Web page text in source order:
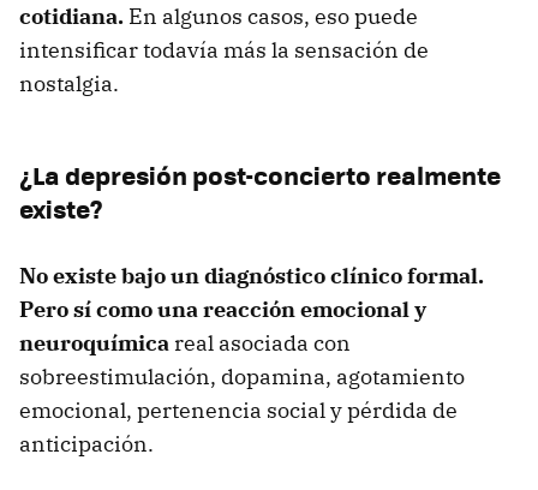
cotidiana. En algunos casos, eso puede
intensificar todavía más la sensación de
nostalgia.
¿La depresión post-concierto realmente
existe?
No existe bajo un diagnóstico clínico formal.
Pero sí como una reacción emocional y
neuroquímica real asociada con
sobreestimulación, dopamina, agotamiento
emocional, pertenencia social y pérdida de
anticipación.